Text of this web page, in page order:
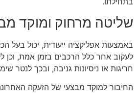
שליטה מרחוק ומוקד
באמצעות אפליקציה ייעודית, יכול בעל
לעקוב אחר כלל הרכבים בזמן אמת, וכן
חריגות או ניסיונות גניבה, ובכך לנטר
החיבור למוקד מבצעי של הזעקה